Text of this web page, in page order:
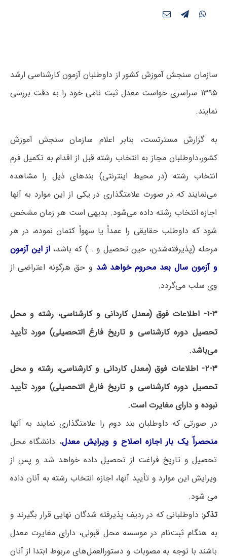
سازمان سنجش آموزش کشور از داوطلبان آزمون کارشناسی ارشد
۱۳۹۵ سراسری خواست معدل ثبت نامی خود را به دقت بررسی
نمایند.
به گزارش مسترتست، بنابر اعلام سازمان سنجش آموزش
کشور،داوطلبان مجاز به انتخاب رشته قبل از اقدام به تکمیل فرم
انتخاب رشته (در محیط اینترنتی) بندهای ذیل را مشاهده
می‌نمایند که در صورت علامتگذاری در یکی از این موارد به آنها
اجازه انتخاب رشته داده می‌شود. بدیهی است هر زمان‌ مشخص‌
شود که‌ داوطلب‌ حقایقی را عمداً یا سهواً کتمان‌ نموده‌، در هر
مرحله ‌(پذیرفته‌شدن‌، حین‌ تحصیل‌ ‌و …) که باشد،از این آزمون‌
و آزمون‌ سال‌ بعد محروم‌ خواهد شد و حق هرگونه اعتراضی از
وی سلب می‌گردد.
۱-۳- اطلاعات فوق (معدل کاردانی و کارشناسی، رشته و محل
تحصیل دوره کارشناسی و تاریخ فارغ التحصیلی) مورد تأیید
می‌باشد.
۲-۳- اطلاعات فوق (معدل کاردانی و کارشناسی، رشته و محل
تحصیل دوره کارشناسی و تاریخ فارغ التحصیلی) مورد تأیید
نبوده و دارای مغایرت است.
در صورتی که داوطلبان بند دوم را علامتگذاری نمایند به آنها
منحصراً یک بار اجازه اصلاح و ویرایش معدل، دانشگاه محل
تحصیل و تاریخ فراغت از تحصیل داده خواهد شد و پس از
ویرایش این موارد و تأیید آنها، اجازه انتخاب رشته به آنان داده
می شود.
تذکر: داوطلبانی که در ردیف پذیرفته شدگان نهایی قرار بگیرند و
به هنگام ثبت‌نام در موسسه محل قبولی، دارای مغایرت معدل
باشند با توجه به مصوبات و دستورالعمل‌های مربوط ابتدا از آنان